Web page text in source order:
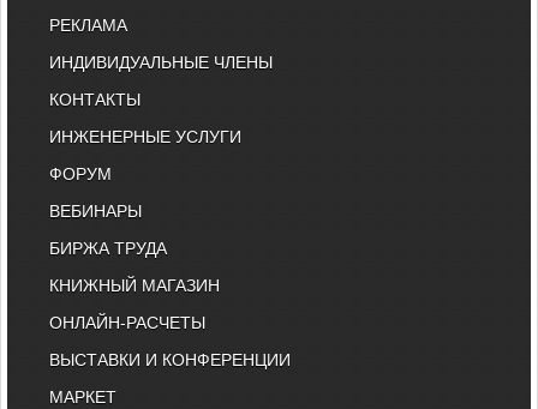
РЕКЛАМА
ИНДИВИДУАЛЬНЫЕ ЧЛЕНЫ
КОНТАКТЫ
ИНЖЕНЕРНЫЕ УСЛУГИ
ФОРУМ
ВЕБИНАРЫ
БИРЖА ТРУДА
КНИЖНЫЙ МАГАЗИН
ОНЛАЙН-РАСЧЕТЫ
ВЫСТАВКИ И КОНФЕРЕНЦИИ
МАРКЕТ